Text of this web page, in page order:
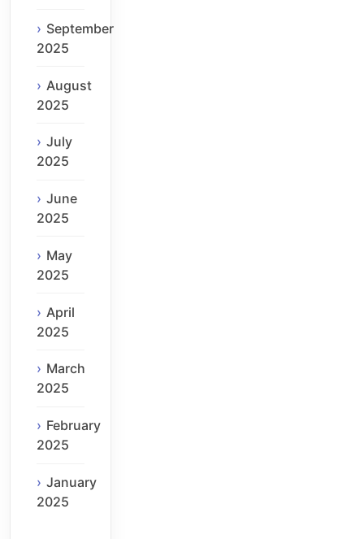
September
2025
August
2025
July
2025
June
2025
May
2025
April
2025
March
2025
February
2025
January
2025